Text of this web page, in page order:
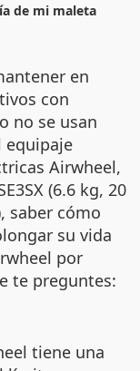
de mi maleta
en
con
no se usan
equipaje
Airwheel,
(6.6 kg, 20
saber cómo
su vida
por
te preguntes:
tiene una